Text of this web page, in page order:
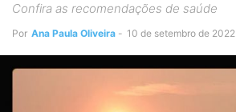
Confira as recomendações de saúde
Por Ana Paula Oliveira - 10 de setembro de 2022